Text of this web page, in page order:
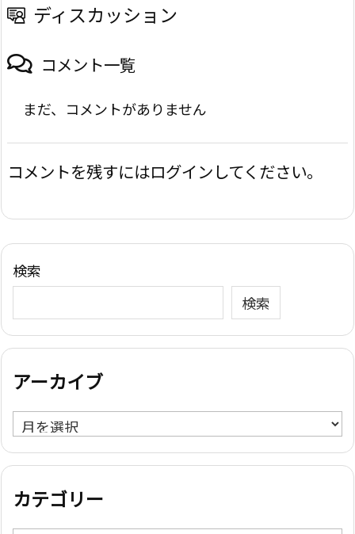
ディスカッション
コメント一覧
まだ、コメントがありません
コメントを残すにはログインしてください。
検索
検索
アーカイブ
ア
ー
カ
ブ
カテゴリー